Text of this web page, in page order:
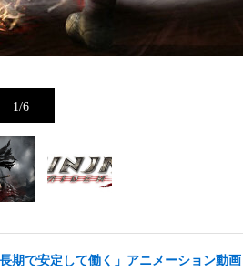
1/6
長期で安定して働く」アニメーション動画